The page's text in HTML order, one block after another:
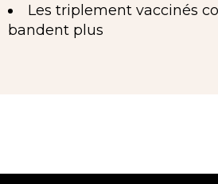
Les triplement vaccinés
bandent plus